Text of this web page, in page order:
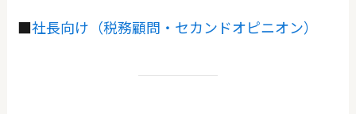
■社長向け（税務顧問・セカンドオピニオン）